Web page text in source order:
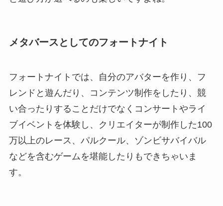
メタバースとしてのフォートナイト
フォートナイトでは、自分のアバターを作り、フ
レンドと遊んだり、コンテンツ制作をしたり、競
い合ったりすることだけでなくコンサートやライ
ブイベントを体験し、クリエイターが制作した100
万以上のレース、パルクール、ゾンビサバイバル
などを含むゲームを堪能したりもできちゃいま
す。